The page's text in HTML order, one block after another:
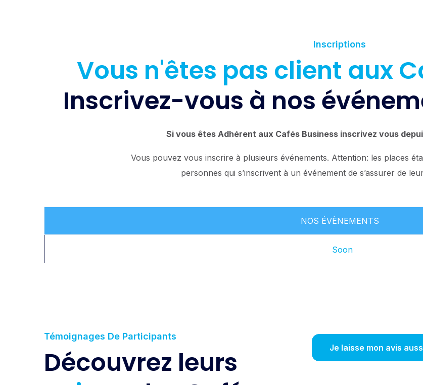
Inscriptions
Vous n'êtes pas client aux
Inscrivez-vous à nos
Si vous êtes Adhérent aux Cafés Business inscrivez vous
Vous pouvez vous inscrire à plusieurs événements. Attention: les places
personnes qui s’inscrivent à un événement de s’assurer de
NOS ÉVÈNEMENTS
Soon
Témoignages De Participants
Découvrez leurs
Je laisse mon avis